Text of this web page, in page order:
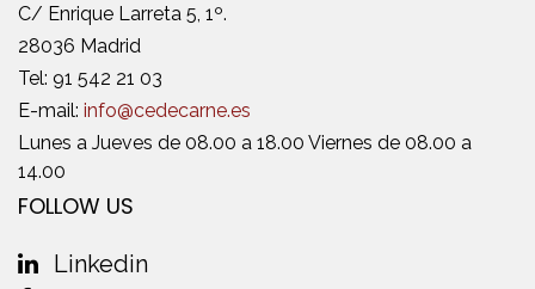
C/ Enrique Larreta 5, 1º.
28036 Madrid
Tel: 91 542 21 03
E-mail: info@cedecarne.es
Lunes a Jueves de 08.00 a 18.00 Viernes de 08.00 a
14.00
FOLLOW US
Linkedin